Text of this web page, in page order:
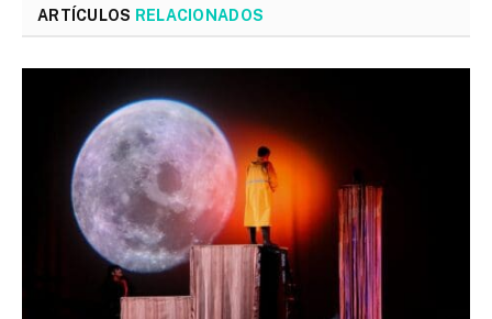
ARTÍCULOS RELACIONADOS